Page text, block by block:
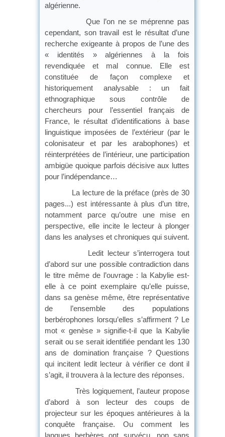
algérienne.
Que l’on ne se méprenne pas
cependant, son travail est le résultat d’une
recherche exigeante à propos de l’une des
« identités » algériennes à la fois
revendiquée et mal connue. Elle est
constituée de façon complexe et
historiquement analysable : un fait
ethnographique sous contrôle de
chercheurs pour l’essentiel français de
France, le résultat d’identifications à base
linguistique imposées de l’extérieur (par le
colonisateur et par les arabophones) et
réinterprétées de l’intérieur, une participation
ambigüe quoique parfois décisive aux luttes
pour l’indépendance…
La lecture de la préface (près de 30
pages...) est intéressante à plus d’un titre,
notamment parce qu’outre une mise en
perspective, elle incite le lecteur à plonger
dans les analyses et chroniques qui suivent.
Ledit lecteur s’interrogera tout
d’abord sur une possible contradiction dans
le titre même de l’ouvrage : la Kabylie est-
elle à ce point exemplaire qu’elle puisse,
dans sa genèse même, être représentative
de l’ensemble des populations
berbérophones lorsqu’elles s’affirment ? Le
mot « genèse » signifie-t-il que la Kabylie
serait ou se serait identifiée pendant les 130
ans de domination française ? Questions
qui incitent ledit lecteur à vérifier ce dont il
s’agit, il trouvera à la lecture des réponses.
Très logiquement, l’auteur propose
d’abord à son lecteur des coups de
projecteur sur les époques antérieures à la
conquête française. Ou comment les
langues berbères ont survécu, non sans